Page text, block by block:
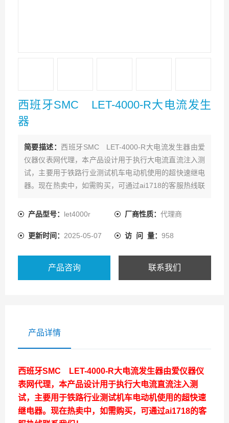
西班牙SMC LET-4000-R大电流发生
器
简要描述： 西班牙SMC LET-4000-R大电流发生器由爱
仪器仪表网代理，本产品设计用于执行大电流直流注入测
试，主要用于铁路行业测试机车电动机使用的超快速继电
器。现在热卖中，如需购买，可通过ai1718的客服热线联
产品型号： let4000r 厂商性质： 代理商
更新时间： 2025-05-07 访 问 量： 958
产品咨询 联系我们
产品详情
西班牙SMC LET-4000-R大电流发生器由爱仪器仪
表网代理，本产品设计用于执行大电流直流注入测
试，主要用于铁路行业测试机车电动机使用的超快速
继电器。现在热卖中，如需购买，可通过ai1718的客